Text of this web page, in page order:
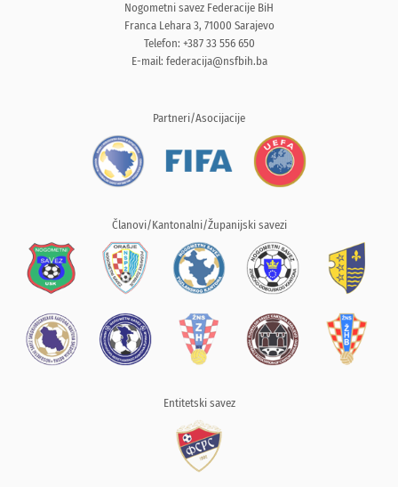
Nogometni savez Federacije BiH
Franca Lehara 3, 71000 Sarajevo
Telefon: +387 33 556 650
E-mail: federacija@nsfbih.ba
Partneri/Asocijacije
Članovi/Kantonalni/Županijski savezi
Entitetski savez